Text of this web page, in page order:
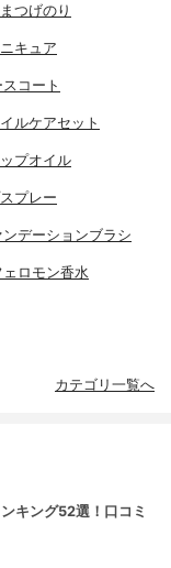
つげのり
キュア
コート
ルケアセット
ップオイル
プレー
ンデーションブラシ
ェロモン香水
カテゴリ一覧へ
キング52選！口コミ